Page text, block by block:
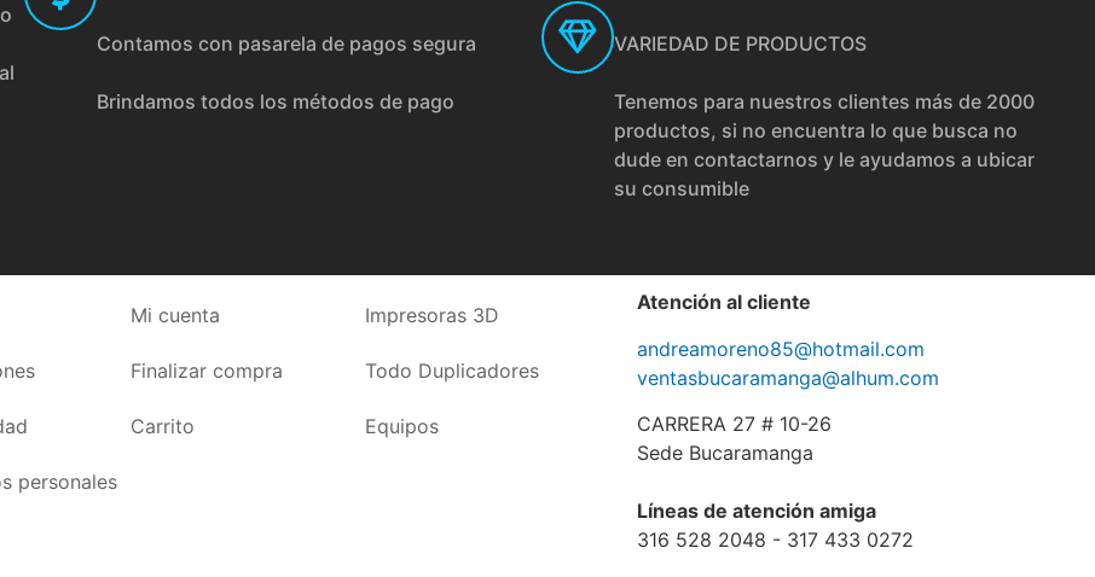
Contamos con pasarela de pagos segura
Brindamos todos los métodos de pago
VARIEDAD DE PRODUCTOS
Tenemos para nuestros clientes más de 2000
productos, si no encuentra lo que busca no
dude en contactarnos y le ayudamos a ubicar
su consumible
personales
Mi cuenta
Finalizar compra
Carrito
Impresoras 3D
Todo Duplicadores
Equipos
Atención al cliente
andreamoreno85@hotmail.com
ventasbucaramanga@alhum.com
CARRERA 27 # 10-26
Sede Bucaramanga
Líneas de atención amiga
316 528 2048 - 317 433 0272